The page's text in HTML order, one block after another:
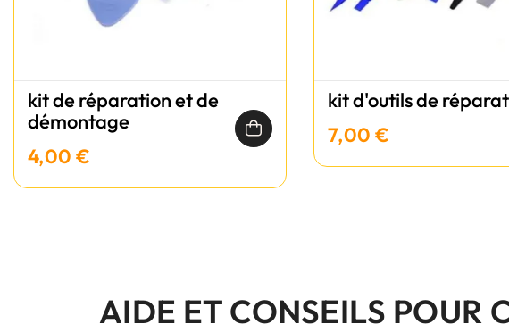
kit de réparation et de
démontage
4,00 €
kit d'outils de
7,00 €
AIDE ET CONSEILS POUR